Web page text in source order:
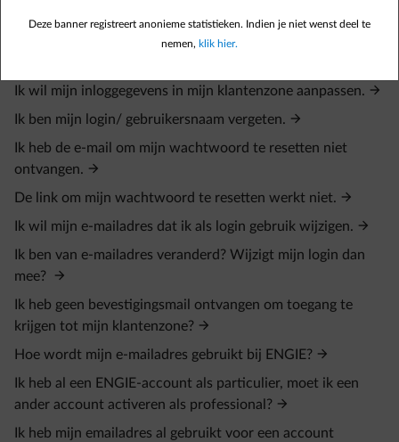
niet ontvangen.
Ik wil mijn inloggegevens in mijn klantenzone aanpassen.
Ik ben mijn login/ gebruikersnaam vergeten.
Ik heb de e-mail om mijn wachtwoord te resetten niet
ontvangen.
De link om mijn wachtwoord te resetten werkt niet.
Ik wil mijn e-mailadres dat ik als login gebruik wijzigen.
Ik ben van e-mailadres veranderd? Wijzigt mijn login dan
mee?
Ik heb geen bevestigingsmail ontvangen om toegang te
krijgen tot mijn klantenzone?
Hoe wordt mijn e-mailadres gebruikt bij ENGIE?
Ik heb al een ENGIE-account als particulier, moet ik een
ander account activeren als professional?
Ik heb mijn emailadres al gebruikt voor een account
Deze banner registreert anonieme statistieken. Indien je niet wenst deel te
nemen, klik hier.